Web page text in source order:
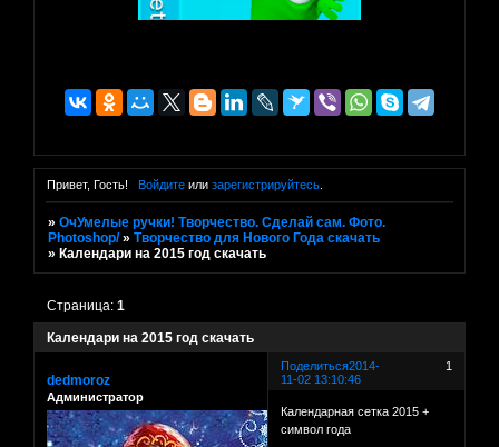
Привет, Гость! Войдитеили зарегистрируйтесь.
»ОчУмелые ручки! Творчество. Сделай сам. Фото.
Photoshop/ »Творчество для Нового Года скачать
» Календари на 2015 год скачать
Календари на 2015 год скачать
Страница:1
Поделиться 1
2014-
11-02 13:10:46
dedmoroz
Администратор
Календарная сетка 2015 +
символ года